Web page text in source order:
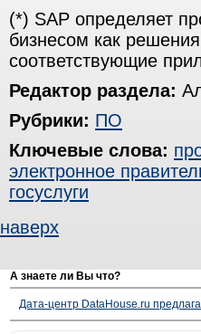
(*) SAP определяет
бизнесом как
соответствующие
Редактор раздела:
Рубрики: ПО
Ключевые слова:
электронное
госуслуги
наверх
А знаете ли Вы что?
Дата-центр DataHouse.ru